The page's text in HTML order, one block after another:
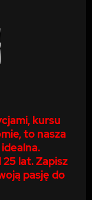
kursu
to nasza
lat. Zapisz
pasję do